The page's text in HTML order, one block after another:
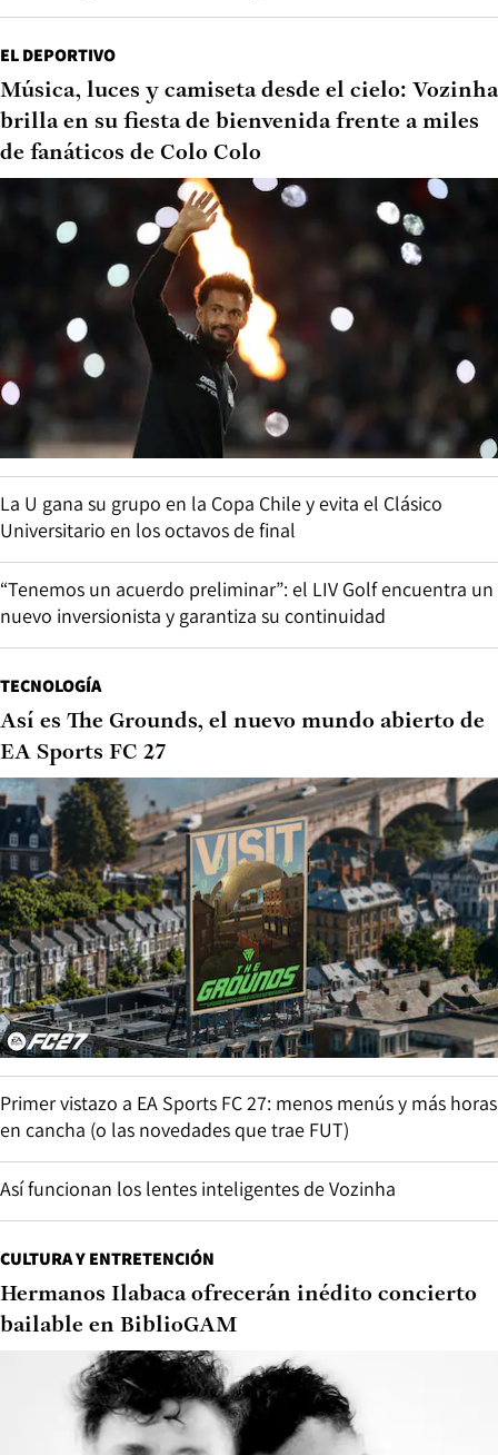
EL DEPORTIVO
Música, luces y camiseta desde el cielo: Vozinha
brilla en su fiesta de bienvenida frente a miles
de fanáticos de Colo Colo
La U gana su grupo en la Copa Chile y evita el Clásico
Universitario en los octavos de final
“Tenemos un acuerdo preliminar”: el LIV Golf encuentra un
nuevo inversionista y garantiza su continuidad
TECNOLOGÍA
Así es The Grounds, el nuevo mundo abierto de
EA Sports FC 27
Primer vistazo a EA Sports FC 27: menos menús y más horas
en cancha (o las novedades que trae FUT)
Así funcionan los lentes inteligentes de Vozinha
CULTURA Y ENTRETENCIÓN
Hermanos Ilabaca ofrecerán inédito concierto
bailable en BiblioGAM